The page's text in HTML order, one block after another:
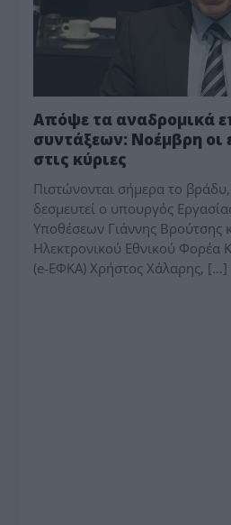
Απόψε τα αναδρομικά
συντάξεων: Νοέμβρη οι
στις κύριες
Πιστώνονται σήμερα το
δεσμευτεί ο υπουργός
Υποθέσεων Γιάννης Βρούτσης
Ηλεκτρονικού Εθνικού Φορέα
(e-ΕΦΚΑ) Χρήστος Χάλαρης, […]